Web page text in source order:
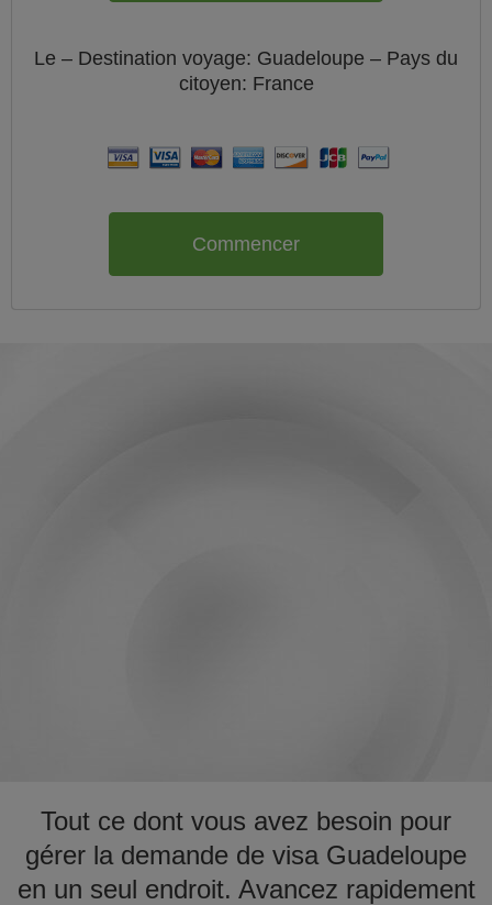
Le – Destination voyage: Guadeloupe – Pays du
citoyen: France
Commencer
Tout ce dont vous avez besoin pour
gérer la demande de visa Guadeloupe
en un seul endroit. Avancez rapidement